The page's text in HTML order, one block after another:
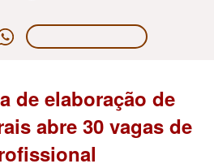
de elaboração de
abre 30 vagas de